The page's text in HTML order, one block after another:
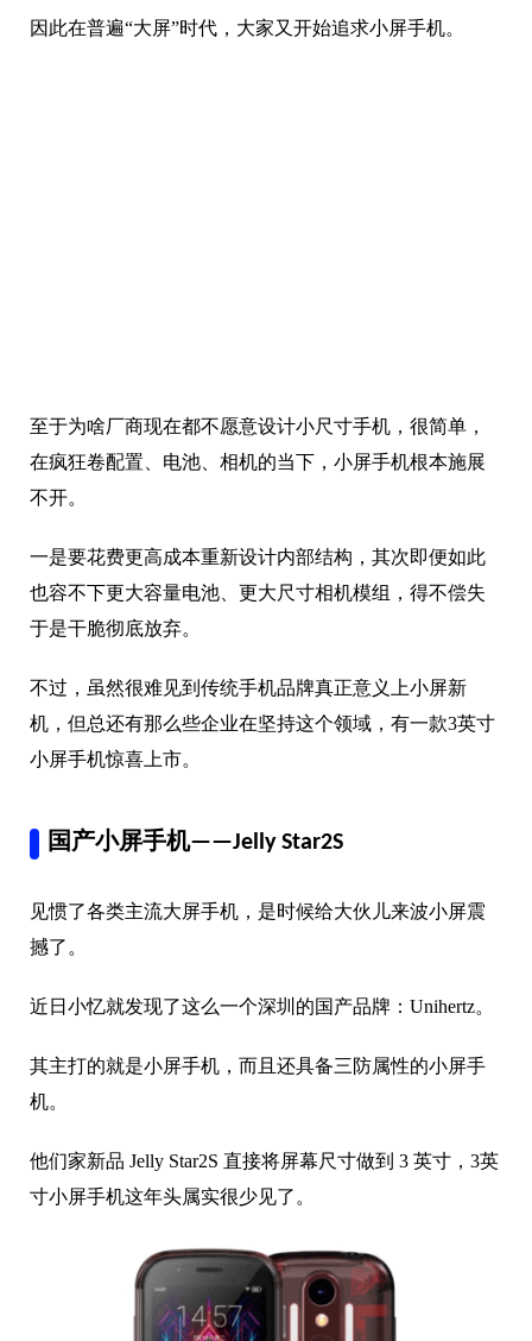
因此在普遍“大屏”时代，大家又开始追求小屏手机。
至于为啥厂商现在都不愿意设计小尺寸手机，很简单，
不开。
一是要花费更高成本重新设计内部结构，其次即便如此
也容不下更大容量电池、更大尺寸相机模组，得不偿失
不过，虽然很难见到传统手机品牌真正意义上小屏新
小屏手机惊喜上市。